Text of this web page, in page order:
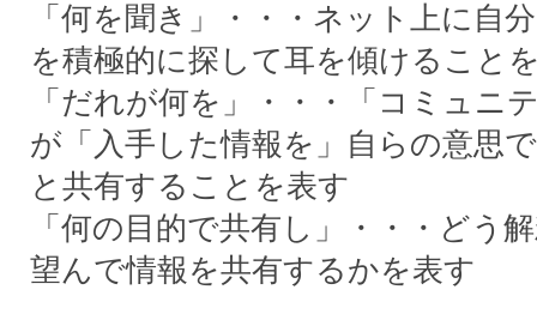
「何を聞き」・・・ネット上に自
を積極的に探して耳を傾けること
「だれが何を」・・・「コミュニ
が「入手した情報を」自らの意思
と共有することを表す
「何の目的で共有し」・・・どう
望んで情報を共有するかを表す